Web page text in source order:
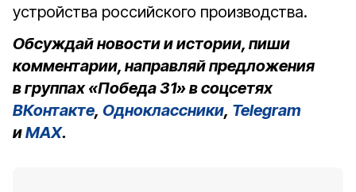
устройства российского производства.
Обсуждай новости и истории, пиши
комментарии, направляй предложения
в группах «Победа 31» в соцсетях
ВКонтакте, Одноклассники, Telegram
иMAX.